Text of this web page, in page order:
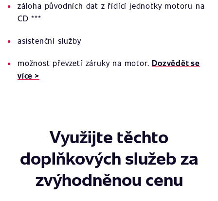
záloha původních dat z řídící jednotky motoru na
CD ***
asistenční služby
možnost převzetí záruky na motor.Dozvědět se
více >
Využijte těchto
doplňkových služeb za
zvýhodněnou cenu